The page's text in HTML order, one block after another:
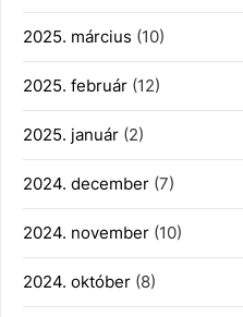
2025. március (10)
2025. február (12)
2025. január (2)
2024. december (7)
2024. november (10)
2024. október (8)